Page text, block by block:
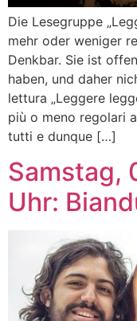
Die Lesegruppe
mehr oder weniger
Denkbar. Sie ist
haben, und daher
lettura „Leggere
più o meno regolari
tutti e dunque […]
Samstag,
Uhr: